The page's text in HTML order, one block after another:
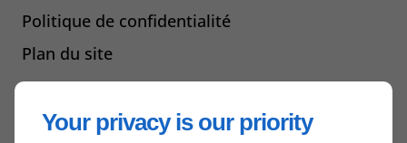
Your privacy is our priority
Politique de confidentialité
Plan du site